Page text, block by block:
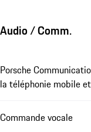
Audio / Comm.
Porsche
la téléphonie mobile
Commande vocale